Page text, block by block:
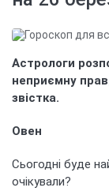
Астрологи
неприємну
звістка.
Овен
Сьогодні буде
очікували?